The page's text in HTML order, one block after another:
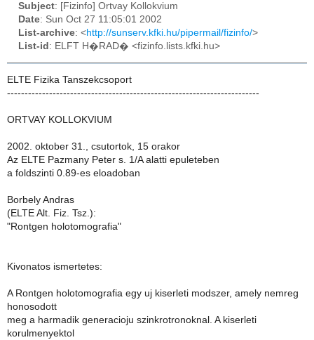
Subject: [Fizinfo] Ortvay Kollokvium
Date: Sun Oct 27 11:05:01 2002
List-archive: <http://sunserv.kfki.hu/pipermail/fizinfo/>
List-id : ELFT H�RAD� <fizinfo.lists.kfki.hu>
ELTE Fizika Tanszekcsoport
------------------------------------------------------------------------
ORTVAY KOLLOKVIUM
2002. oktober 31., csutortok, 15 orakor
Az ELTE Pazmany Peter s. 1/A alatti epuleteben
a foldszinti 0.89-es eloadoban
Borbely Andras
(ELTE Alt. Fiz. Tsz.):
"Rontgen holotomografia"
Kivonatos ismertetes:
A Rontgen holotomografia egy uj kiserleti modszer, amely nemreg
honosodott
meg a harmadik generacioju szinkrotronoknal. A kiserleti
korulmenyektol